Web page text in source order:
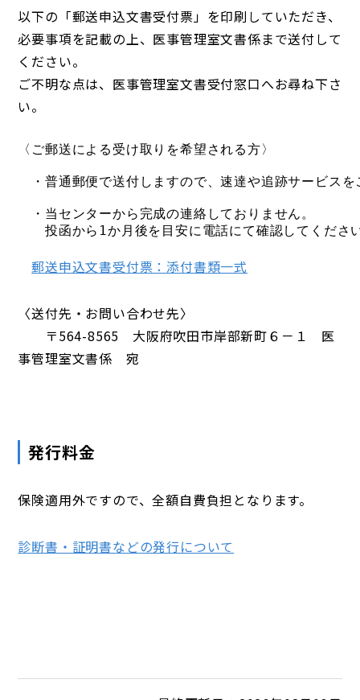
以下の「郵送申込文書受付票」を印刷していただき、
必要事項を記載の上、医事管理室文書係まで送付して
ください。
ご不明な点は、医事管理室文書受付窓口へお尋ね下さ
い。
〈ご郵送による受け取りを希望される方〉
・普通郵便で送付しますので、速達や追跡サービス
・当センターから完成の連絡しておりません。
投函から1か月後を目安に電話にて確認してくださ
郵送申込文書受付票：添付書類一式
〈送付先・お問い合わせ先〉
〒564-8565 大阪府吹田市岸部新町６－１ 医
事管理室文書係 宛
発行料金
保険適用外ですので、全額自費負担となります。
診断書・証明書などの発行について